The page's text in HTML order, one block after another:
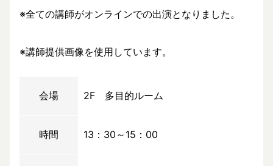
※全ての講師がオンラインでの出演となりました。
※講師提供画像を使用しています。
会場 2F 多目的ルーム
時間 13：30～15：00